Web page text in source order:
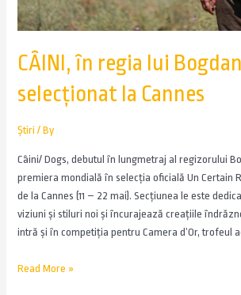
CÂINI, în regia lui
selecționat la Cannes
Știri / By
Câini/ Dogs, debutul în lungmetraj al regizorului
premiera mondială în selecția oficială Un Certain
de la Cannes (11 – 22 mai). Secțiunea le este
viziuni și stiluri noi și încurajează creațiile
intră și în competiția pentru Camera d’Or, trofeul
Read More »